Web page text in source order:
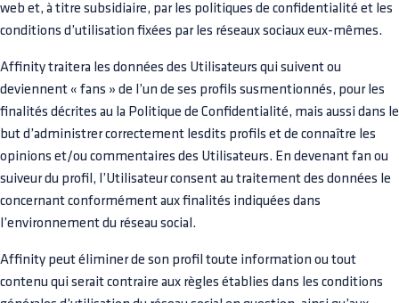
web et, à titre subsidiaire, par les politiques de confidentialité et les
conditions d’utilisation fixées par les réseaux sociaux eux-mêmes.
Affinity traitera les données des Utilisateurs qui suivent ou
deviennent « fans » de l’un de ses profils susmentionnés, pour les
finalités décrites au la Politique de Confidentialité, mais aussi dans le
but d’administrer correctement lesdits profils et de connaître les
opinions et/ou commentaires des Utilisateurs. En devenant fan ou
suiveur du profil, l’Utilisateur consent au traitement des données le
concernant conformément aux finalités indiquées dans
l’environnement du réseau social.
Affinity peut éliminer de son profil toute information ou tout
contenu qui serait contraire aux règles établies dans les conditions